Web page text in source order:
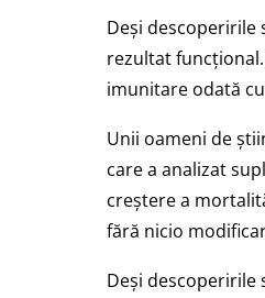
Deși
rezultat
imunitare odată
Unii oameni de
care a analizat
creștere a
fără nicio
Deși descoperirile